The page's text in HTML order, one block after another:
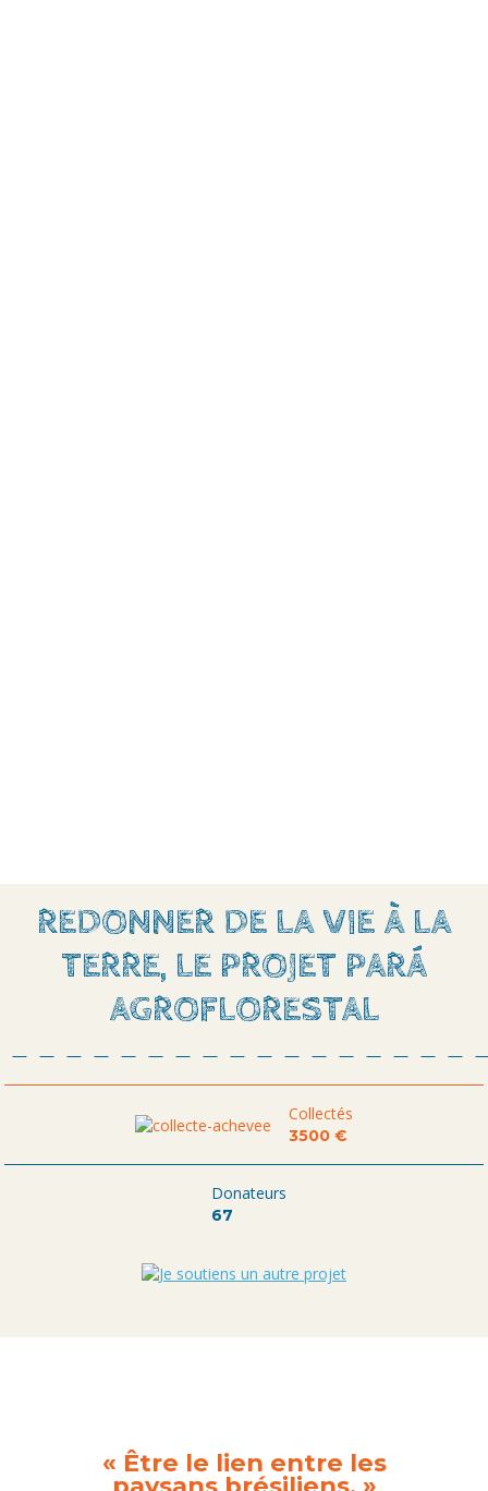
REDONNER DE LA VIE À LA
TERRE, LE PROJET PARÁ
AGROFLORESTAL
Collectés
3500 €
Donateurs
67
« Être le lien entre les